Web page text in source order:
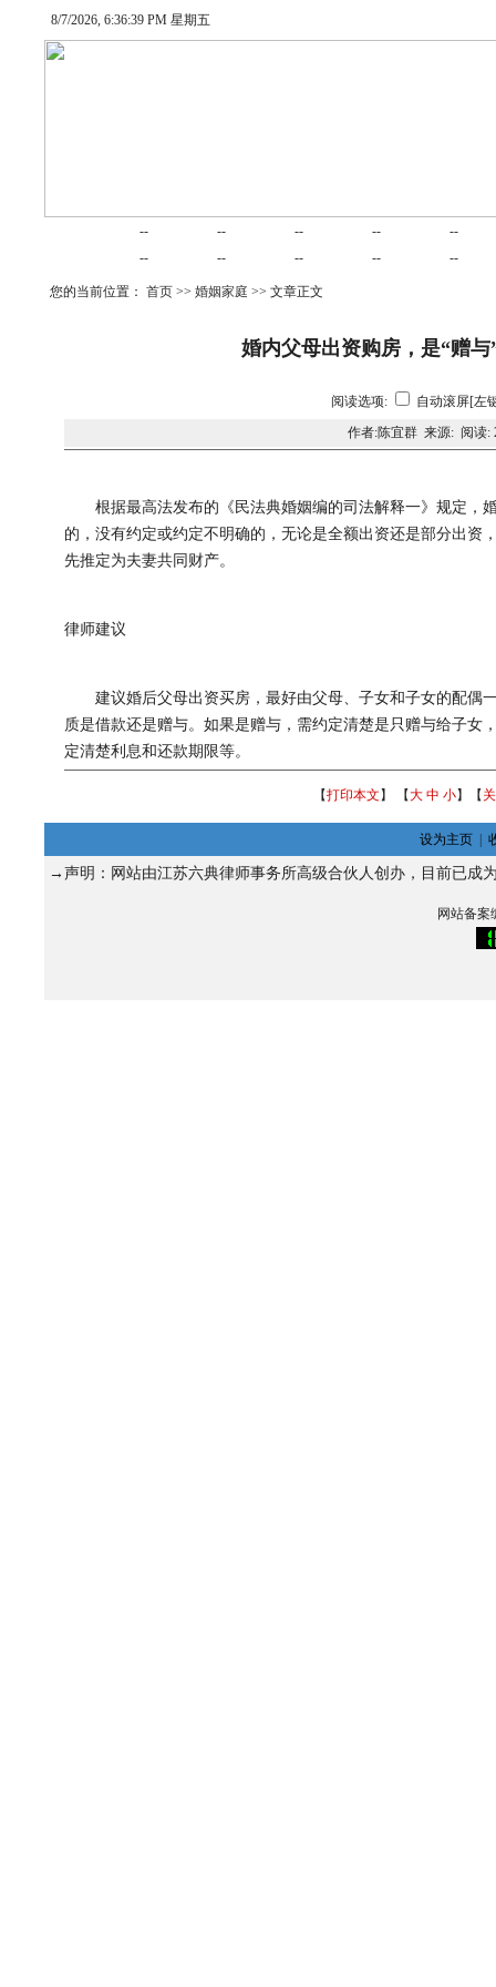
8/7/2026, 6:36:39 PM 星期五
-- -- -- -- --
-- -- -- -- --
您的当前位置： 首页 >> 婚姻家庭 >> 文章正文
婚内父母出资购房，是“赠与
阅读选项:
自动滚屏[左
作者:陈宜群 来源: 阅读:
根据最高法发布的《民法典婚姻编的司法解释一》规定，
的，没有约定或约定不明确的，无论是全额出资还是部分出资
先推定为夫妻共同财产。
律师建议
建议婚后父母出资买房，最好由父母、子女和子女的配偶
质是借款还是赠与。如果是赠与，需约定清楚是只赠与给子女
定清楚利息和还款期限等。
【打印本文 】 【大 中 小】【
设为主页
→声明：网站由江苏六典律师事务所高级合伙人创办，目前已成
网站备案